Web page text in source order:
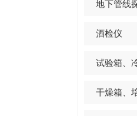
地下管线
酒检仪
试验箱、
干燥箱、